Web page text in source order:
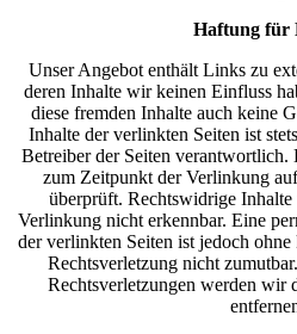
Haftung für
Unser Angebot enthält Links zu
deren Inhalte wir keinen Einfluss
diese fremden Inhalte auch keine
Inhalte der verlinkten Seiten ist
Betreiber der Seiten
zum Zeitpunkt der Verlinkung
überprüft. Rechtswidrige
Verlinkung nicht erkennbar. Eine
der verlinkten Seiten ist jedoch
Rechtsverletzung nicht
Rechtsverletzungen werden wir